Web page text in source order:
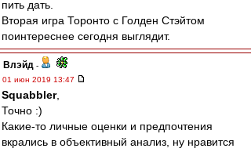
пить дать.
Вторая игра Торонто с Голден Стэйтом
поинтереснее сегодня выглядит.
Влэйд -
01 июн 2019 13:47
Squabbler,
Точно :)
Какие-то личные оценки и предпочтения
вкрались в объективный анализ, ну нравится